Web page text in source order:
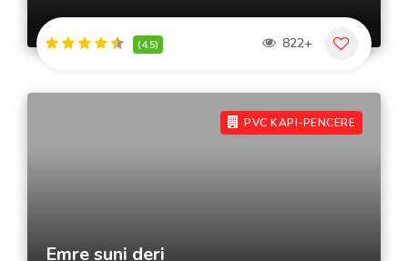
(4.5) 822+
PVC KAPI-PENCERE
Emre suni deri